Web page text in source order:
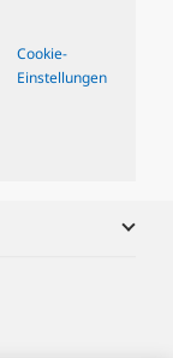
Cookie-
Einstellungen